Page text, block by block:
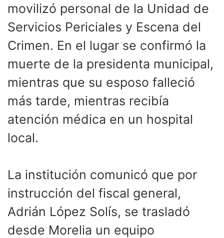
movilizó personal de la Unidad de
Servicios Periciales y Escena del
Crimen. En el lugar se confirmó la
muerte de la presidenta municipal,
mientras que su esposo falleció
más tarde, mientras recibía
atención médica en un hospital
local.
La institución comunicó que por
instrucción del fiscal general,
Adrián López Solís, se trasladó
desde Morelia un equipo